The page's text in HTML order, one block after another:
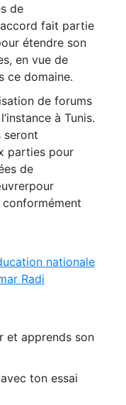
de
accord fait partie
étendre son
en vue de
ce domaine.
de forums
à Tunis.
seront
parties pour
de
nationale
Radi
et apprends son
ton essai